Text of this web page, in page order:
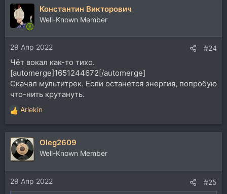
Константин Викторович
Well-Known Member
29 Апр 2022 #24
Чёт вокал как-то тихо.
[automerge]1651244672[/automerge]
Скачал мультитрек. Если останется энергия, попробую
что-нить крутануть.
Р
е
а
к
ц
и
и
:
Arlekin
Oleg2609
Well-Known Member
29 Апр 2022 #25